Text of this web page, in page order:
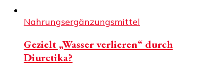
Nahrungsergänzungsmittel
Gezielt „Wasser verlieren“ durch
Diuretika?